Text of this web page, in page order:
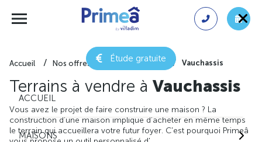
Étude gratuite
ACCUEIL
MAISONS
Accueil Nos offres de terrain Aube Vauchassis
Terrains à vendre à Vauchassis
Vous avez le projet de faire construire une maison ? La
construction d'une maison implique d'acheter en même temps
le terrain qui accueillera votre futur foyer. C'est pourquoi Primeâ